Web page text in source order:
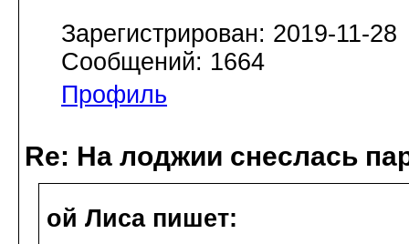
Зарегистрирован: 2019-11-28
Сообщений: 1664
Профиль
Re: На лоджии снеслась
ой Лиса пишет: